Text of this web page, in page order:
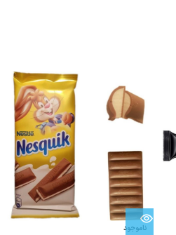
ناموجود